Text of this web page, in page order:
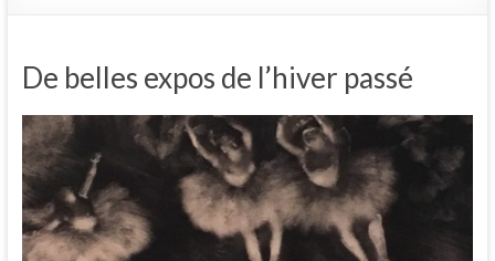
De belles expos de l’hiver passé